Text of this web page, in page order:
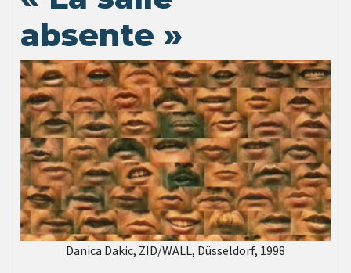
absente »
Danica Dakic, ZID/WALL, Düsseldorf, 1998